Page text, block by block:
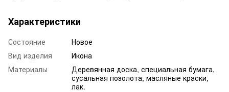
Характеристики
Состояние
Новое
Вид изделия
Икона
Материалы
Деревянная доска, специальная бумага,
сусальная позолота, масляные краски,
лак.